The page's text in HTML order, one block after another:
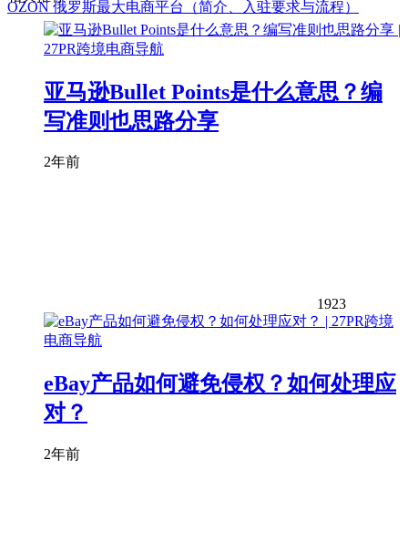
OZON 俄罗斯最大电商平台（简介、入驻要求与流程）
亚马逊Bullet Points是什么意思？编
写准则也思路分享
2年前
1923
eBay产品如何避免侵权？如何处理应
对？
2年前